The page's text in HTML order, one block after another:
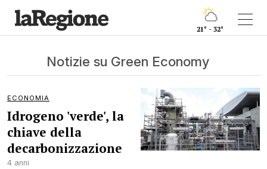
21° - 32°
Notizie su Green Economy
ECONOMIA
Idrogeno 'verde', la
chiave della
decarbonizzazione
4 anni